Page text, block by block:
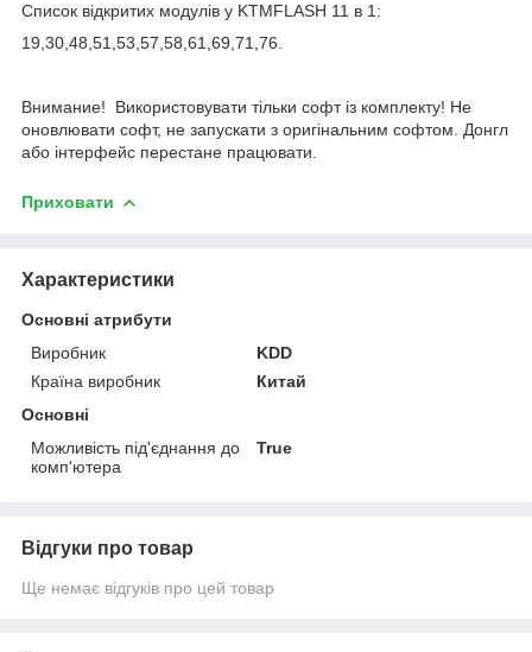
Список відкритих модулів у KTMFLASH 11 в 1:
19,30,48,51,53,57,58,61,69,71,76.
Внимание! Використовувати тільки софт із комплекту! Не
оновлювати софт, не запускати з оригінальним софтом. Донгл
або інтерфейс перестане працювати.
Приховати
Характеристики
Основні атрибути
Виробник
KDD
Країна виробник
Китай
Основні
Можливість під'єднання до
комп'ютера
True
Відгуки про товар
Ще немає відгуків про цей товар